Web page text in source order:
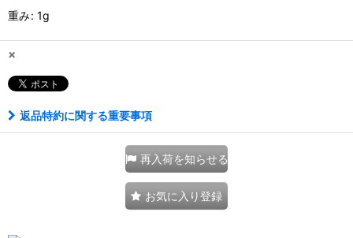
重み: 1g
×
返品特約に関する重要事項
再入荷を知らせる
お気に入り登録